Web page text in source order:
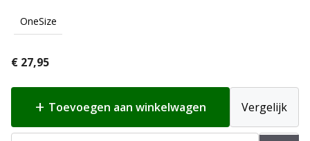
OneSize
€ 27,95
Toevoegen aan winkelwagen Vergelijk